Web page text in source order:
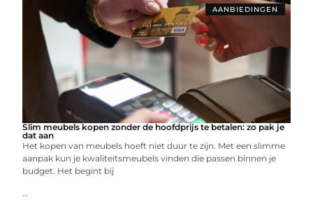
AANBIEDINGEN
Slim meubels kopen zonder de hoofdprijs te betalen: zo pak je
dat aan
Het kopen van meubels hoeft niet duur te zijn. Met een slimme
aanpak kun je kwaliteitsmeubels vinden die passen binnen je
budget. Het begint bij
...